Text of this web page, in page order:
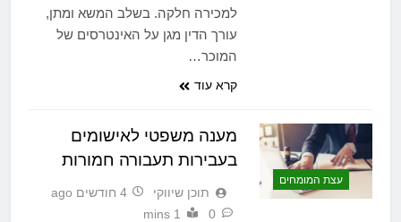
למכירה חלקה. בשלב המשא ומתן,
עורך הדין מגן על האינטרסים של
המוכר…
קרא עוד
עצת המומחים
מענה משפטי לאישומים
בעבירות תעבורה חמורות
תוכן שיווקי
4 חודשים ago
0
1 mins